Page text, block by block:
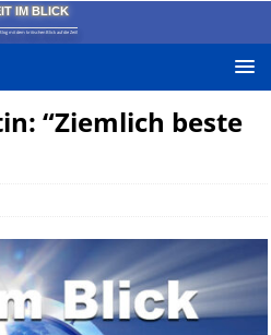
IM BLICK
mit dem kritischen Blick auf die Zeit!
“Ziemlich beste